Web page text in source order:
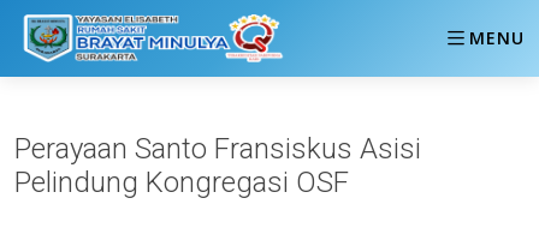
MENU
Perayaan Santo Fransiskus Asisi
Pelindung Kongregasi OSF